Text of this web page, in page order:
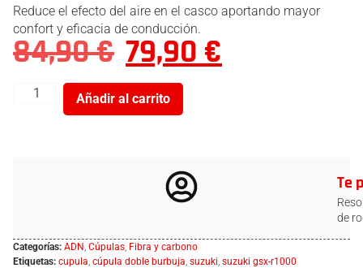
Reduce el efecto del aire en el casco aportando mayor
confort y eficacia de conducción.
84,90€ 79,90€
Añadir al carrito
Te
de
Categorías: ADN Cúpulas Fibra y carbono
Etiquetas: cupula cúpula doble burbuja suzuki suzuki gsx-r1000